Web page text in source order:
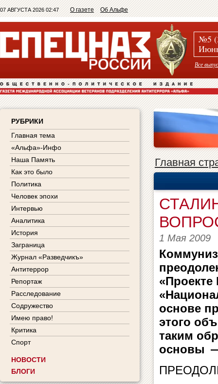
07 АВГУСТА 2026 02:47 О газете Об Альфе
№5
Все
РУБРИКИ
Главная тема
«Альфа»-Инфо
Наша Память
Как это было
Политика
Человек эпохи
Интервью
Аналитика
История
Заграница
Журнал «Разведчикъ»
Антитеррор
Репортаж
Расследование
Содружество
Имею право!
Критика
Спорт
НОВОСТИ
БЛОГИ
Главная
1 Мая 2009
основе
этого
таким
основы —